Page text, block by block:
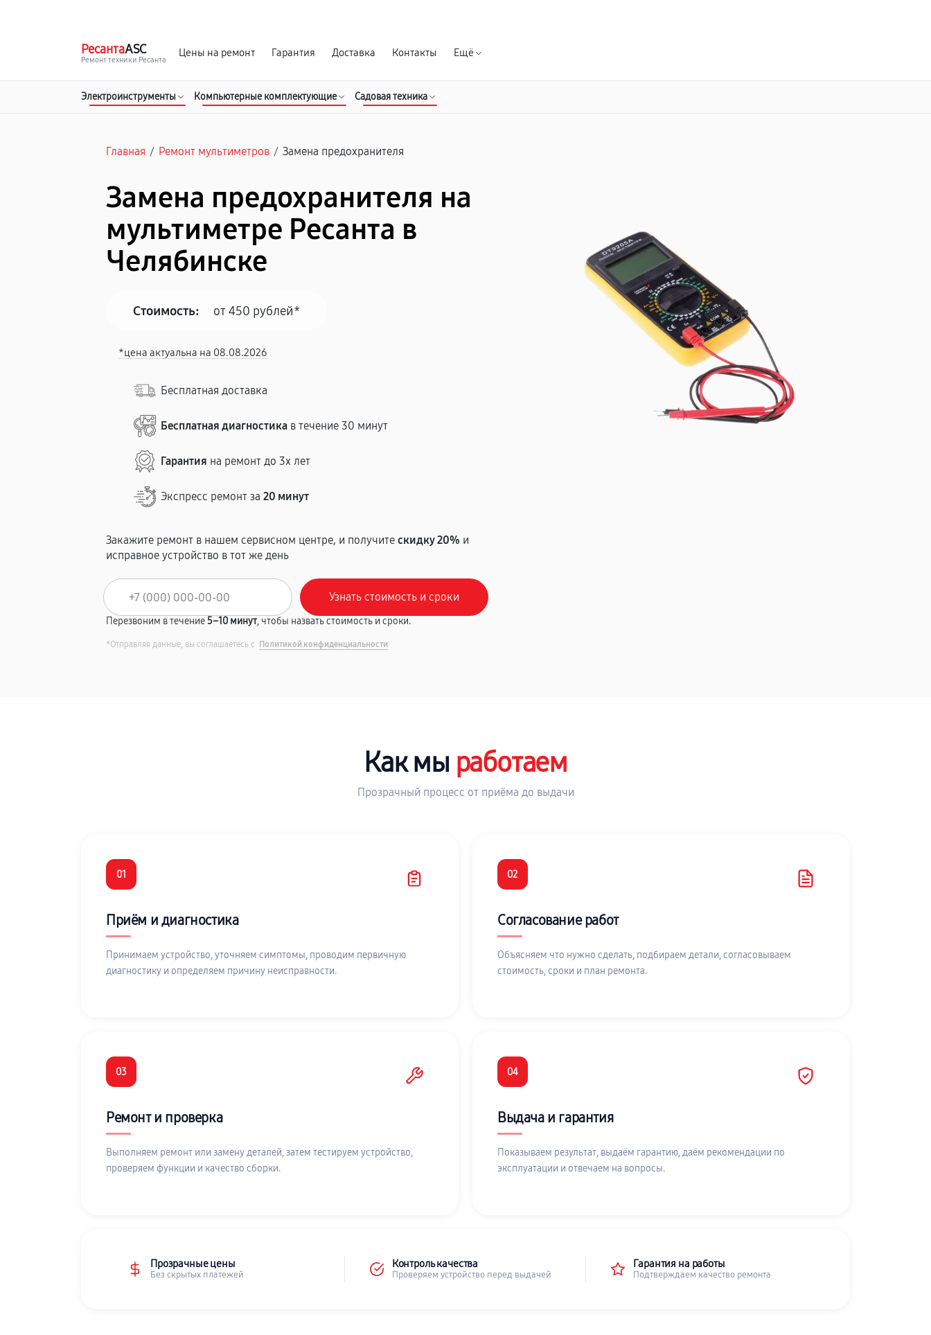
РесантаASC
Ремонт техники Ресанта
Цены на ремонт Гарантия Доставка Контакты Ещё
Электроинструменты Компьютерные комплектующие Садовая техника
Главная / Ремонт мультиметров / Замена предохранителя
Замена предохранителя на
мультиметре Ресанта в
Челябинске
Стоимость: от 450 рублей*
*цена актуальна на 08.08.2026
Бесплатная доставка
Бесплатная диагностика в течение 30 минут
Гарантия на ремонт до 3х лет
Экспресс ремонт за20 минут
Закажите ремонт в нашем сервисном центре, и получитескидку 20% и
исправное устройство в тот же день
Перезвоним в течение5–10 минут, чтобы назвать стоимость и сроки.
*Отправляя данные, вы соглашаетесь с Политикой конфиденциальности
Как мы работаем
Прозрачный процесс от приёма до выдачи
01
Приём и диагностика
Принимаем устройство, уточняем симптомы, проводим первичную
диагностику и определяем причину неисправности.
02
Согласование работ
Объясняем что нужно сделать, подбираем детали, согласовываем
стоимость, сроки и план ремонта.
03
Ремонт и проверка
Выполняем ремонт или замену деталей, затем тестируем устройство,
проверяем функции и качество сборки.
04
Выдача и гарантия
Показываем результат, выдаём гарантию, даём рекомендации по
эксплуатации и отвечаем на вопросы.
Прозрачные цены
Без скрытых платежей
Контроль качества
Проверяем устройство перед выдачей
Гарантия на работы
Подтверждаем качество ремонта